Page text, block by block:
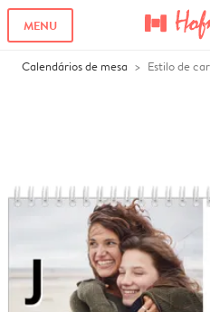
MENU
Calendários de mesa Estilo de